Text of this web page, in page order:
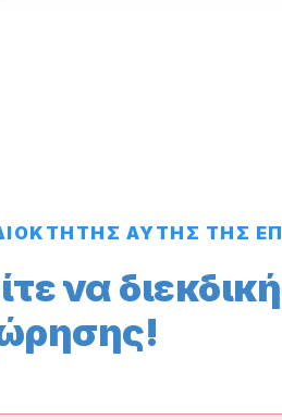
ΑΥΤΗΣ ΤΗΣ
να